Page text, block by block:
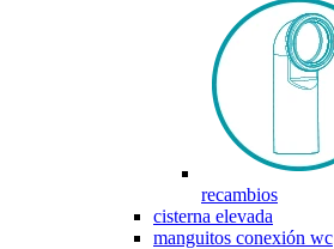
recambios
cisterna elevada
manguitos conexión wc